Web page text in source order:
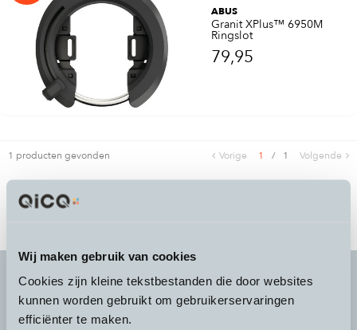
Wij maken gebruik van cookies
Cookies zijn kleine tekstbestanden die door websites
kunnen worden gebruikt om gebruikerservaringen
efficiënter te maken.
ABUS
Granit XPlus™ 6950M
Ringslot
79,95
1 producten gevonden Vorige 1 / 1 Volgende
It's more than achoice